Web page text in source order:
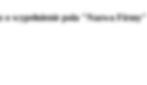
o wypełnienie pola "Nazwa Firmy"